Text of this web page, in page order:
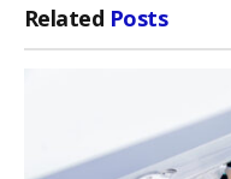
Related Posts